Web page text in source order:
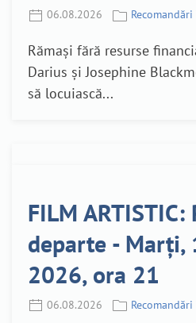
06.08.2026 Recomandări
Rămași fără resurse
Darius și Josephine
să locuiască...
FILM
departe - Marți,
2026, ora 21
06.08.2026 Recomandări